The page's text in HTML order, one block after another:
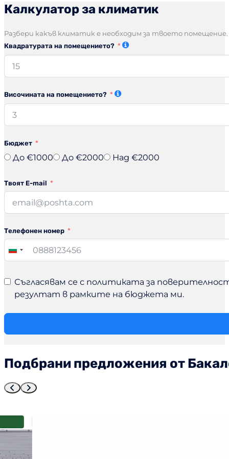
Разбери какъв климатик е необходим за твоето
Квадратурата на помещението?
Височината на помещението?
Бюджет
Твоят E-mail
Телефонен номер
+359
Съгласявам се с политиката за
Подбрани предложения от
12%